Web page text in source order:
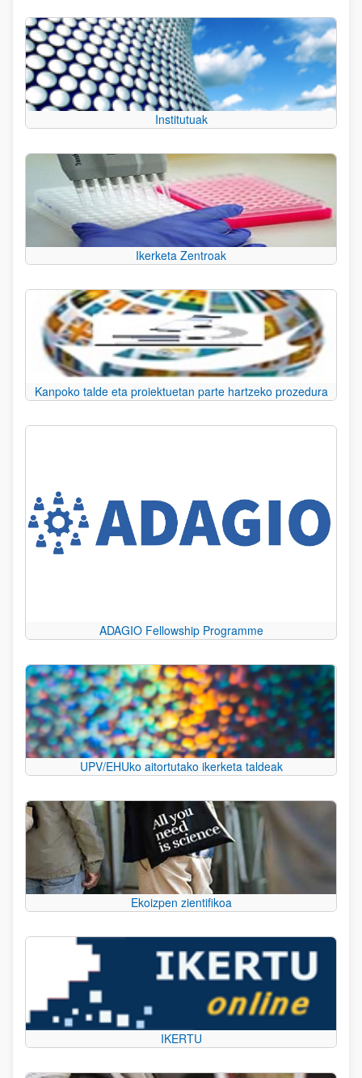
Institutuak
Ikerketa Zentroak
Kanpoko talde eta proiektuetan parte hartzeko prozedura
ADAGIO Fellowship Programme
UPV/EHUko aitortutako ikerketa taldeak
Ekoizpen zientifikoa
IKERTU